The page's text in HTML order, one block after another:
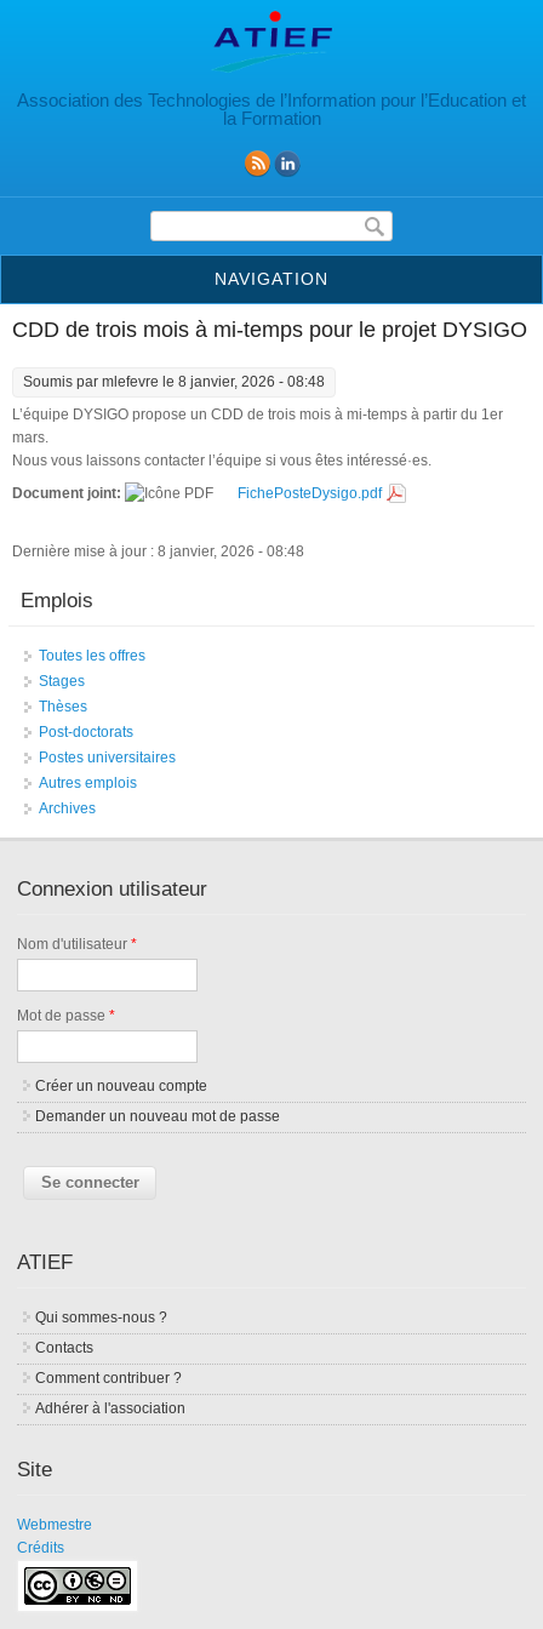
Association des Technologies de l’Information pour l’Education et
la Formation
Formulaire de recherche
NAVIGATION
CDD de trois mois à mi-temps pour le projet DYSIGO
Soumis par mlefevre le 8 janvier, 2026 - 08:48
L’équipe DYSIGO propose un CDD de trois mois à mi-temps à partir du 1er
mars.
Nous vous laissons contacter l’équipe si vous êtes intéressé·es.
Document joint:
FichePosteDysigo.pdf
Dernière mise à jour : 8 janvier, 2026 - 08:48
Emplois
Toutes les offres
Stages
Thèses
Post-doctorats
Postes universitaires
Autres emplois
Archives
Connexion utilisateur
Nom d'utilisateur*
Mot de passe*
Créer un nouveau compte
Demander un nouveau mot de passe
ATIEF
Qui sommes-nous ?
Contacts
Comment contribuer ?
Adhérer à l'association
Site
Webmestre
Crédits